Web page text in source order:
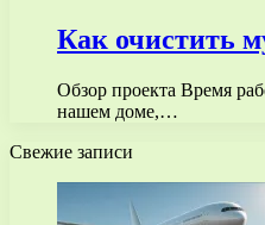
Как очистить
Обзор проекта Время
нашем доме,…
Свежие записи